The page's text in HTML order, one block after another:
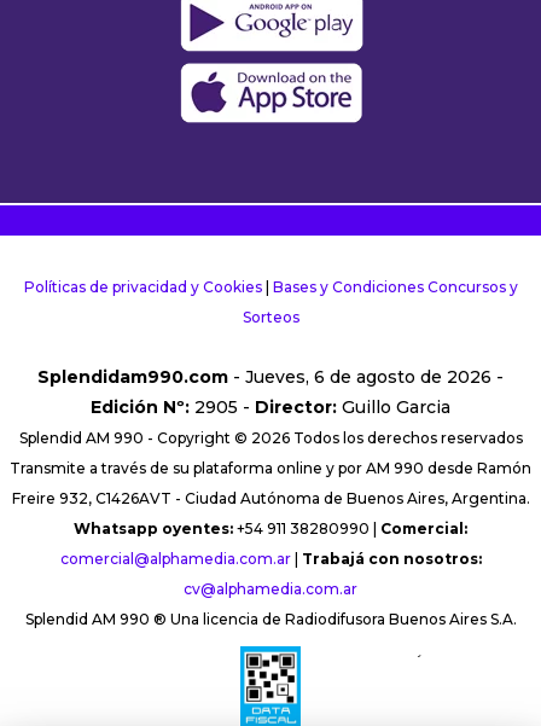
Políticas de privacidad y Cookies| Bases y Condiciones Concursos y
Sorteos
Splendidam990.com - Jueves, 6 de agosto de 2026 -
Edición Nº: 2905 - Director: Guillo Garcia
Splendid AM 990 - Copyright © 2026 Todos los derechos reservados
Transmite a través de su plataforma online y por AM 990 desde Ramón
Freire 932, C1426AVT - Ciudad Autónoma de Buenos Aires, Argentina.
Whatsapp oyentes: +54 911 38280990 | Comercial:
comercial@alphamedia.com.ar| Trabajá con nosotros:
cv@alphamedia.com.ar
Splendid AM 990 ® Una licencia de Radiodifusora Buenos Aires S.A.
´